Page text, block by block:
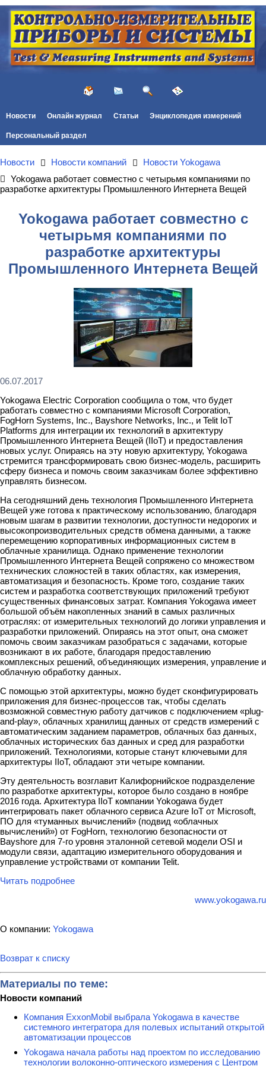
Новости Онлайн журнал Статьи Энциклопедия измерений
Персональный раздел
Новости Новости компаний
Новости Yokogawa
Yokogawa работает совместно с четырьмя компаниями по
разработке архитектуры Промышленного Интернета Вещей
Yokogawa работает совместно с
четырьмя компаниями по
разработке архитектуры
Промышленного Интернета Вещей
06.07.2017
Yokogawa Electric Corporation сообщила о том, что будет
работать совместно с компаниями Microsoft Corporation,
FogHorn Systems, Inc., Bayshore Networks, Inc., и Telit IoT
Platforms для интеграции их технологий в архитектуру
Промышленного Интернета Вещей (IIoT) и предоставления
новых услуг. Опираясь на эту новую архитектуру, Yokogawa
стремится трансформировать свою бизнес-модель, расширить
сферу бизнеса и помочь своим заказчикам более эффективно
управлять бизнесом.
На сегодняшний день технология Промышленного Интернета
Вещей уже готова к практическому использованию, благодаря
новым шагам в развитии технологии, доступности недорогих и
высокопроизводительных средств обмена данными, а также
перемещению корпоративных информационных систем в
облачные хранилища. Однако применение технологии
Промышленного Интернета Вещей сопряжено со множеством
технических сложностей в таких областях, как измерения,
автоматизация и безопасность. Кроме того, создание таких
систем и разработка соответствующих приложений требуют
существенных финансовых затрат. Компания Yokogawa имеет
большой объём накопленных знаний в самых различных
отраслях: от измерительных технологий до логики управления и
разработки приложений. Опираясь на этот опыт, она сможет
помочь своим заказчикам разобраться с задачами, которые
возникают в их работе, благодаря предоставлению
комплексных решений, объединяющих измерения, управление и
облачную обработку данных.
С помощью этой архитектуры, можно будет сконфигурировать
приложения для бизнес-процессов так, чтобы сделать
возможной совместную работу датчиков с подключением «plug-
and-play», облачных хранилищ данных от средств измерений с
автоматическим заданием параметров, облачных баз данных,
облачных исторических баз данных и сред для разработки
приложений. Технологиями, которые станут ключевыми для
архитектуры IIoT, обладают эти четыре компании.
Эту деятельность возглавит Калифорнийское подразделение
по разработке архитектуры, которое было создано в ноябре
2016 года. Архитектура IIoT компании Yokogawa будет
интегрировать пакет облачного сервиса Azure IoT от Microsoft,
ПО для «туманных вычислений» (подвид «облачных
вычислений») от FogHorn, технологию безопасности от
Bayshore для 7-го уровня эталонной сетевой модели OSI и
модули связи, адаптацию измерительного оборудования и
управление устройствами от компании Telit.
Читать подробнее
www.yokogawa.ru
О компании: Yokogawa
Возврат к списку
Материалы по теме:
Новости компаний
Компания ExxonMobil выбрала Yokogawa в качестве
системного интегратора для полевых испытаний открытой
автоматизации процессов
Yokogawa начала работы над проектом по исследованию
технологии волоконно-оптического измерения с Центром